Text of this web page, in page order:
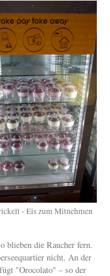
- Eis zum Mitnehmen
blieben die Raucher fern.
nicht. An der
"Orocolato" – so der